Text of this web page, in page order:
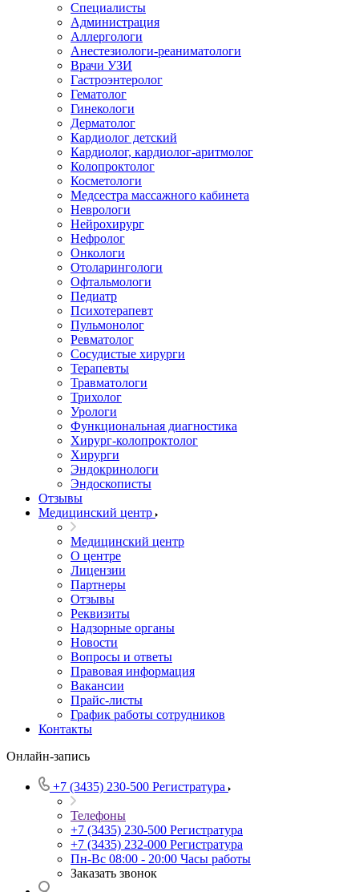
Специалисты
Администрация
Аллергологи
Анестезиологи-реаниматологи
Врачи УЗИ
Гастроэнтеролог
Гематолог
Гинекологи
Дерматолог
Кардиолог детский
Кардиолог, кардиолог-аритмолог
Колопроктолог
Косметологи
Медсестра массажного кабинета
Неврологи
Нейрохирург
Нефролог
Онкологи
Отоларингологи
Офтальмологи
Педиатр
Психотерапевт
Пульмонолог
Ревматолог
Сосудистые хирурги
Терапевты
Травматологи
Трихолог
Урологи
Функциональная диагностика
Хирург-колопроктолог
Хирурги
Эндокринологи
Эндоскописты
Отзывы
Медицинский центр
Медицинский центр
О центре
Лицензии
Партнеры
Отзывы
Реквизиты
Надзорные органы
Новости
Вопросы и ответы
Правовая информация
Вакансии
Прайс-листы
График работы сотрудников
Контакты
Онлайн-запись
+7 (3435) 230-500 Регистратура
Телефоны
+7 (3435) 230-500 Регистратура
+7 (3435) 232-000 Регистратура
Пн-Вс 08:00 - 20:00 Часы работы
Заказать звонок